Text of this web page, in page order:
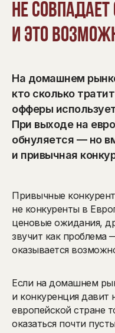
не
и это
На домашнем
кто сколько
офферы
При выходе на
обнуляется — но
и привычная
Привычные
не конкуренты в
ценовые ожидания,
звучит как проблема
оказывается
Если на домашнем
и конкуренция
европейской стране
оказаться почти